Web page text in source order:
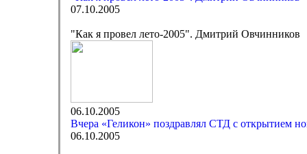
07.10.2005
"Как я провел лето-2005". Дмитрий Овчинников
06.10.2005
Вчера «Геликон» поздравлял СТД с открытием
06.10.2005